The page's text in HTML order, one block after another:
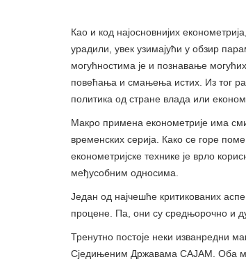
Као и код најосновнијих
урадили, увек узимајући у обзир
могућностима је и познавање
повећања и смањења истих. Из тог
политика од стране влада или
Макро примена економетрије има
временских серија. Како се горе
економетријске технике је врло
међусобним односима.
Један од најчешће критикованих
процене. Па, они су средњорочно и
Тренутно постоје неки изванредни
Сједињеним Државама САЈАМ. Оба